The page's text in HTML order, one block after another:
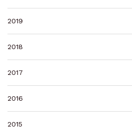
2019
2018
2017
2016
2015